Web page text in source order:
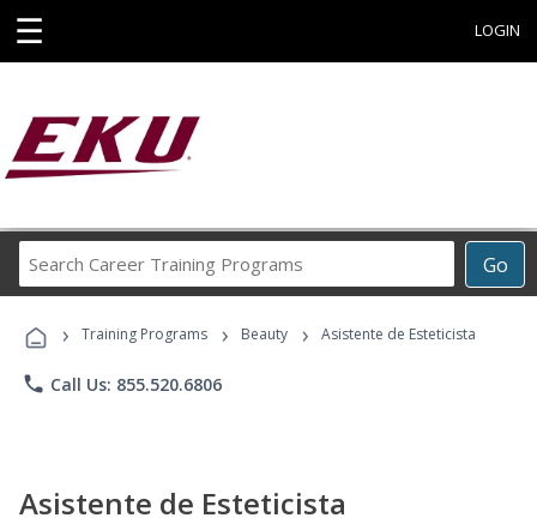
☰ LOGIN
Go
Career
Programs
› Training Programs › Beauty › Asistente de Esteticista
phone Call Us: 855.520.6806
Asistente de Esteticista